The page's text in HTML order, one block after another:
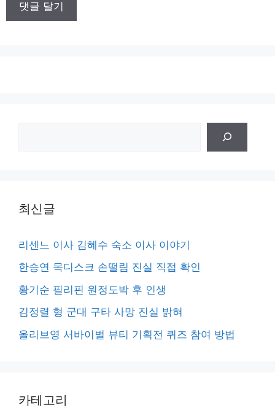
최신글
리센느 이사 김혜수 숙소 이사 이야기
한승연 목디스크 손떨림 진실 직접 확인
황기순 필리핀 원정도박 후 인생
김정렬 형 군대 구타 사망 진실 밝혀
올리브영 서바이벌 뷰티 기획전 퀴즈 참여 방법
카테고리